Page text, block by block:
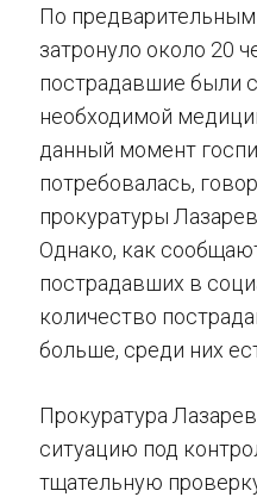
По
затронуло около 20
пострадавшие были
необходимой
данный момент
потребовалась,
прокуратуры
Однако, как
пострадавших в
количество
больше, среди них
Прокуратура
ситуацию под
тщательную